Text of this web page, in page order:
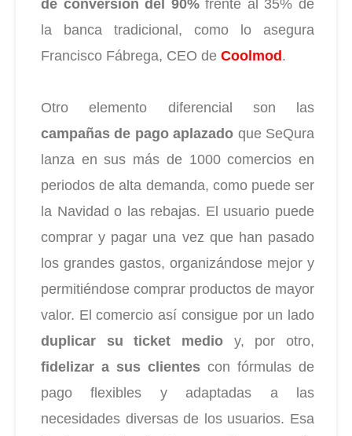
de conversión del 90%frente al 35% de
la banca tradicional, como lo asegura
Francisco Fábrega, CEO de Coolmod .
Otro elemento diferencial son las
campañas de pago aplazado que SeQura
lanza en sus más de 1000 comercios en
periodos de alta demanda, como puede ser
la Navidad o las rebajas. El usuario puede
comprar y pagar una vez que han pasado
los grandes gastos, organizándose mejor y
permitiéndose comprar productos de mayor
valor. El comercio así consigue por un lado
duplicar su ticket medio y, por otro,
fidelizar a sus clientes con fórmulas de
pago flexibles y adaptadas a las
necesidades diversas de los usuarios. Esa